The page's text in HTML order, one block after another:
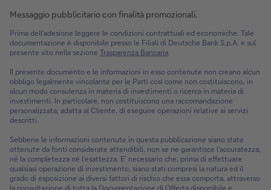
Messaggio pubblicitario con finalità promozionali.
Prima dell'adesione leggere le condizioni contrattuali ed economiche. Tale
documentazione è disponibile presso le Filiali di Deutsche Bank S.p.A. e sul
presente sito nella sezione Trasparenza Bancaria.
Il presente documento e le informazioni in esso contenute non creano alcun
obbligo legalmente vincolante per le Parti così come non costituiscono, in
alcun modo consulenza in materia di investimenti o ricerca in materia di
investimenti. In particolare, non costituiscono una raccomandazione
personalizzata, adatta al Cliente, di eseguire operazioni relative ai servizi
descritti.
Sebbene le informazioni contenute in questa pubblicazione siano state
ottenute da fonti considerate attendibili, non se ne garantisce l’accuratezza,
né la completezza né l’esattezza. E’ necessario che, prima di effettuare
qualsiasi operazione di investimento, siano stati compresi la natura ed il
grado di esposizione ai diversi fattori di rischio che essa comporta, attraverso
la consultazione di tutta la Documentazione di Offerta disponibile e